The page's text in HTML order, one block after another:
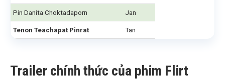
Pin Danita Choktadaporn Jan
Tenon Teachapat Pinrat Tan
Trailer chính thức của phim Flirt